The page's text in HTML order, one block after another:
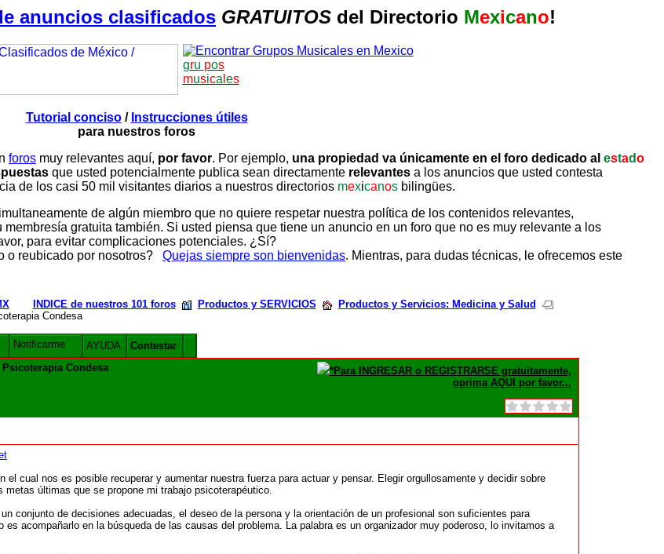
anuncios clasificados GRATUITOS del Directorio Mexicano!
gru pos
musica es
Tutorial conciso/ Instrucciones útiles
para nuestros foros
foros muy relevantes aquí, por favor. Por ejemplo, una propiedad va únicamente en el foro dedicado al estado
que usted potencialmente publica sean directamente relevantes a los anuncios que usted contesta
de los casi 50 mil visitantes diarios a nuestros directorios mexicanos bilingües.
de algún miembro que no quiere respetar nuestra política de los contenidos relevantes,
gratuita también. Si usted piensa que tiene un anuncio en un foro que no es muy relevante a los
para evitar complicaciones potenciales. ¿Sí?
o reubicado por nosotros? Quejas siempre son bienvenidas. Mientras, para dudas técnicas, le ofrecemos este
INDICE de nuestros 101 foros Productos y SERVICIOS
Productos y Servicios: Medicina y Salud
Condesa
Notificarme AYUDA
Contestar
Condesa
*Para INGRESAR o REGISTRARSE gratuitamente,
oprima AQUI por favor...
el cual nos es posible recuperar y aumentar nuestra fuerza para actuar y pensar. Elegir orgullosamente y decidir sobre
últimas que se propone mi trabajo psicoterapéutico.
conjunto de decisiones adecuadas, el deseo de la persona y la orientación de un profesional son suficientes para
acompañarlo en la búsqueda de las causas del problema. La palabra es un organizador muy poderoso, lo invitamos a